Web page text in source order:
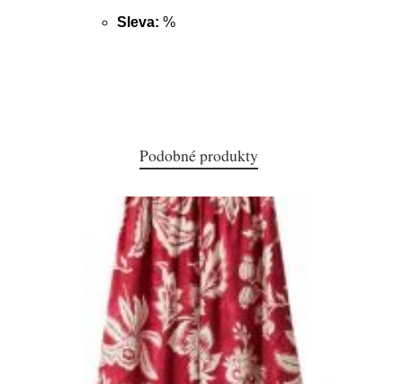
Sleva: %
Podobné produkty